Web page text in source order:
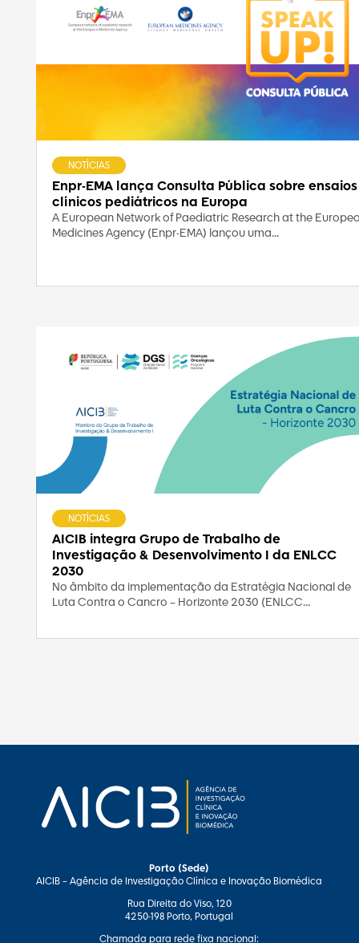
Enpr-EMA lança Consulta Pública sobre ensaios
clínicos pediátricos na Europa
NOTÍCIAS
A European Network of Paediatric Research at the
Medicines Agency (Enpr-EMA) lançou uma...
AICIB integra Grupo de Trabalho de
Investigação & Desenvolvimento I da ENLCC
2030
NOTÍCIAS
No âmbito da implementação da Estratégia Nacional de
Luta Contra o Cancro – Horizonte 2030 (ENLCC...
Porto (Sede)
AICIB – Agência de Investigação Clínica e Inovação Biomédica
Rua Direita do Viso, 120
4250-198 Porto, Portugal
Chamada para rede fixa nacional: